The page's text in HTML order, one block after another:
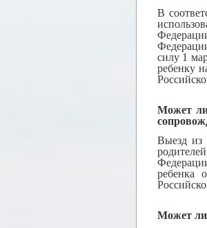
В
силу 1
ребенку
Может ли
Выезд из
ребенка
Может ли